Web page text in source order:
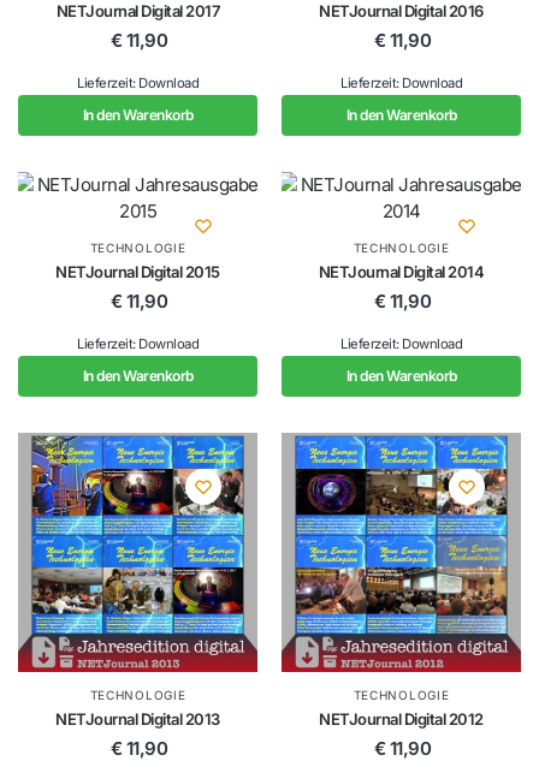
NETJournal Digital 2017
€11,90
Lieferzeit: Download
In den Warenkorb
NETJournal Digital 2016
€11,90
Lieferzeit: Download
In den Warenkorb
TECHNOLOGIE
NETJournal Digital 2015
€11,90
Lieferzeit: Download
In den Warenkorb
TECHNOLOGIE
NETJournal Digital 2014
€11,90
Lieferzeit: Download
In den Warenkorb
TECHNOLOGIE
NETJournal Digital 2013
€11,90
TECHNOLOGIE
NETJournal Digital 2012
€11,90